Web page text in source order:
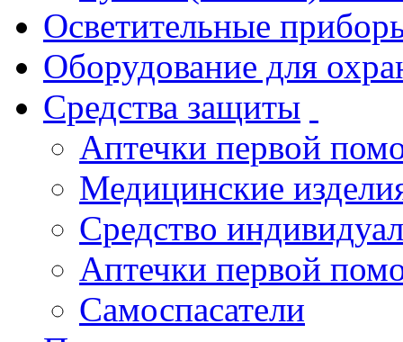
Осветительные
Оборудование для
Средства защиты
Аптечки первой
Медицинские
Средство
Аптечки первой
Самоспасатели